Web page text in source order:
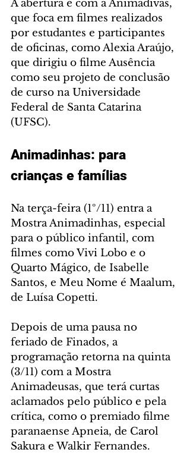
A abertura é com a Animadivas,
que foca em filmes realizados
por estudantes e participantes
de oficinas, como Alexia Araújo,
que dirigiu o filme Ausência
como seu projeto de conclusão
de curso na Universidade
Federal de Santa Catarina
(UFSC).
Animadinhas: para
crianças e famílias
Na terça-feira (1º/11) entra a
Mostra Animadinhas, especial
para o público infantil, com
filmes como Vivi Lobo e o
Quarto Mágico, de Isabelle
Santos, e Meu Nome é Maalum,
de Luísa Copetti.
Depois de uma pausa no
feriado de Finados, a
programação retorna na quinta
(3/11) com a Mostra
Animadeusas, que terá curtas
aclamados pelo público e pela
crítica, como o premiado filme
paranaense Apneia, de Carol
Sakura e Walkir Fernandes.